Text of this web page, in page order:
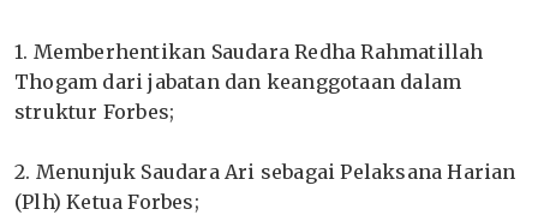
‎1. Memberhentikan Saudara Redha Rahmatillah
Thogam dari jabatan dan keanggotaan dalam
struktur Forbes;
‎2. Menunjuk Saudara Ari sebagai Pelaksana Harian
(Plh) Ketua Forbes;